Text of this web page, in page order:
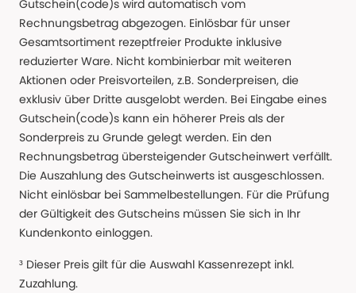
Gutschein(code)s wird automatisch vom
Rechnungsbetrag abgezogen. Einlösbar für unser
Gesamtsortiment rezeptfreier Produkte inklusive
reduzierter Ware. Nicht kombinierbar mit weiteren
Aktionen oder Preisvorteilen, z.B. Sonderpreisen, die
exklusiv über Dritte ausgelobt werden. Bei Eingabe eines
Gutschein(code)s kann ein höherer Preis als der
Sonderpreis zu Grunde gelegt werden. Ein den
Rechnungsbetrag übersteigender Gutscheinwert verfällt.
Die Auszahlung des Gutscheinwerts ist ausgeschlossen.
Nicht einlösbar bei Sammelbestellungen. Für die Prüfung
der Gültigkeit des Gutscheins müssen Sie sich in Ihr
Kundenkonto einloggen.
³ Dieser Preis gilt für die Auswahl Kassenrezept inkl.
Zuzahlung.